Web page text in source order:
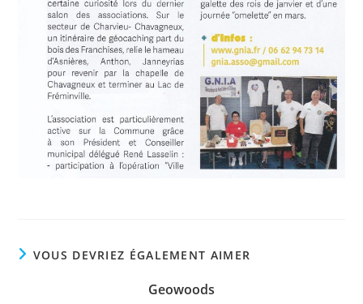
VOUS DEVRIEZ ÉGALEMENT AIMER
Geowoods